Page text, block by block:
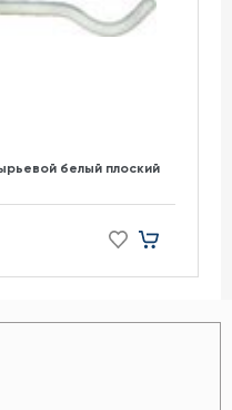
белый плоский